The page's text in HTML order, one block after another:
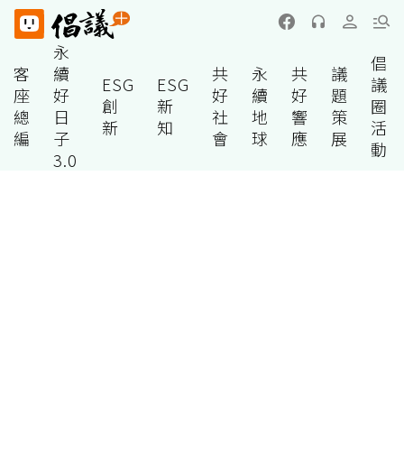
客
座
總
編
永
續
好
日
子
3.0
ESG
創
新
ESG
新
知
共
好
社
會
永
續
地
球
共
好
響
應
議
題
策
展
倡
議
圈
活
動